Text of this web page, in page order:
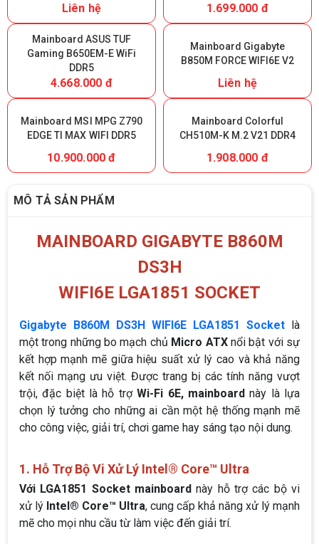
Liên hệ 1.699.000 đ
Mainboard ASUS TUF
Gaming B650EM-E WiFi
DDR5
4.668.000 đ
Mainboard Gigabyte
B850M FORCE WIFI6E V2
Liên hệ
Mainboard MSI MPG Z790
EDGE TI MAX WIFI DDR5
10.900.000 đ
Mainboard Colorful
CH510M-K M.2 V21 DDR4
1.908.000 đ
MÔ TẢ SẢN PHẨM
MAINBOARD GIGABYTE B860M
DS3H
WIFI6E LGA1851 SOCKET
Gigabyte B860M DS3H WIFI6E LGA1851 Socket là
một trong những bo mạch chủ Micro ATXnổi bật với sự
kết hợp mạnh mẽ giữa hiệu suất xử lý cao và khả năng
kết nối mạng ưu việt. Được trang bị các tính năng vượt
trội, đặc biệt là hỗ trợWi-Fi 6E, mainboardnày là lựa
chọn lý tưởng cho những ai cần một hệ thống mạnh mẽ
cho công việc, giải trí, chơi game hay sáng tạo nội dung.
1. Hỗ Trợ Bộ Vi Xử Lý Intel® Core™ Ultra
Với LGA1851 Socket mainboard này hỗ trợ các bộ vi
xử lý Intel® Core™ Ultra, cung cấp khả năng xử lý mạnh
mẽ cho mọi nhu cầu từ làm việc đến giải trí.